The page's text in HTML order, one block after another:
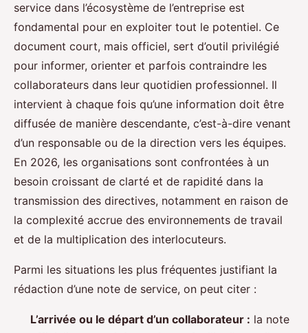
service dans l’écosystème de l’entreprise est
fondamental pour en exploiter tout le potentiel. Ce
document court, mais officiel, sert d’outil privilégié
pour informer, orienter et parfois contraindre les
collaborateurs dans leur quotidien professionnel. Il
intervient à chaque fois qu’une information doit être
diffusée de manière descendante, c’est-à-dire venant
d’un responsable ou de la direction vers les équipes.
En 2026, les organisations sont confrontées à un
besoin croissant de clarté et de rapidité dans la
transmission des directives, notamment en raison de
la complexité accrue des environnements de travail
et de la multiplication des interlocuteurs.
Parmi les situations les plus fréquentes justifiant la
rédaction d’une note de service, on peut citer :
L’arrivée ou le départ d’un collaborateur : la note